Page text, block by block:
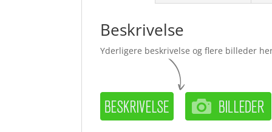
Beskrivelse
Yderligere beskrivelse og flere billeder